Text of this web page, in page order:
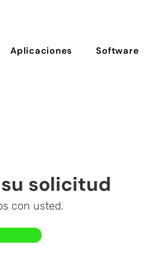
Aplicaciones Software
solicitud
con usted.